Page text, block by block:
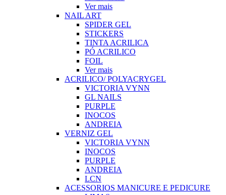
Ver mais
NAIL ART
SPIDER GEL
STICKERS
TINTA ACRILICA
PÓ ACRILICO
FOIL
Ver mais
ACRILICO/ POLYACRYGEL
VICTORIA VYNN
GL NAILS
PURPLE
INOCOS
ANDREIA
VERNIZ GEL
VICTORIA VYNN
INOCOS
PURPLE
ANDREIA
LCN
ACESSORIOS MANICURE E PEDICURE